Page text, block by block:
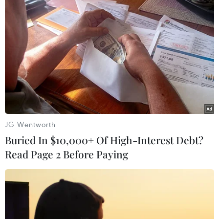
Theo dõi VietnamPlus
TIN LIÊN QUAN
JG Wentworth
Buried In $10,000+ Of High-Interest Debt?
Read Page 2 Before Paying